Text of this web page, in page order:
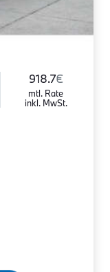
918.7€
mtl. Rate
inkl. MwSt.